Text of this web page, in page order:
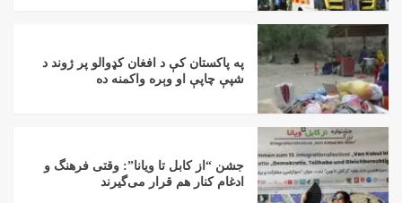
په پاکستان کې د افغان کډوالو پر ژوند د
شپې چاپې او وېره واکمنه ده
جشن “از کابل تا ویانا”: وقتی فرهنگ و
ادغام کنار هم قرار می‌گیرند